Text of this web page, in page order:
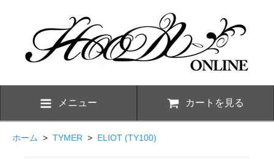
メニュー カートを見る
ホーム > TYMER > ELIOT (TY100)